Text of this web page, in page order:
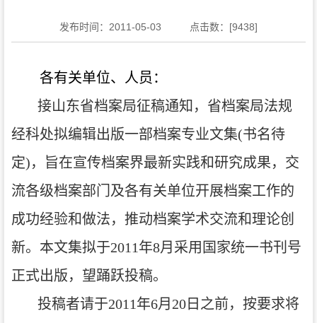
发布时间：2011-05-03 点击数：[9438]
各有关单位、人员：
接山东省档案局征稿通知，省档案局法规
经科处拟编辑出版一部档案专业文集(书名待
定)，旨在宣传档案界最新实践和研究成果，交
流各级档案部门及各有关单位开展档案工作的
成功经验和做法，推动档案学术交流和理论创
新。本文集拟于2011年8月采用国家统一书刊号
正式出版，望踊跃投稿。
投稿者请于2011年6月20日之前，按要求将